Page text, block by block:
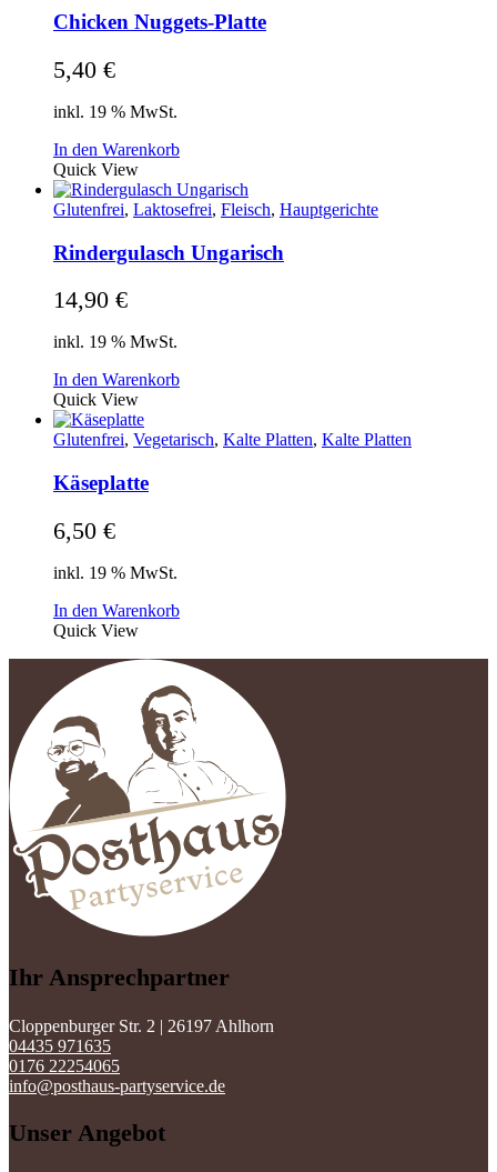
Chicken Nuggets-Platte
5,40 €
inkl. 19 % MwSt.
In den Warenkorb
Quick View
Glutenfrei, Laktosefrei, Fleisch, Hauptgerichte
Rindergulasch Ungarisch
14,90 €
inkl. 19 % MwSt.
In den Warenkorb
Quick View
Glutenfrei, Vegetarisch, Kalte Platten, Kalte Platten
Käseplatte
6,50 €
inkl. 19 % MwSt.
In den Warenkorb
Quick View
Ihr Ansprechpartner
Cloppenburger Str. 2 | 26197 Ahlhorn
04435 971635
0176 22254065
info@posthaus-partyservice.de
Unser Angebot